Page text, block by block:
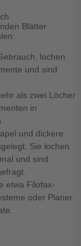
Blätter
lochen
und sind
als zwei Löcher
in
und dickere
Sie lochen
und sind
etwa Filofax-
oder Planer